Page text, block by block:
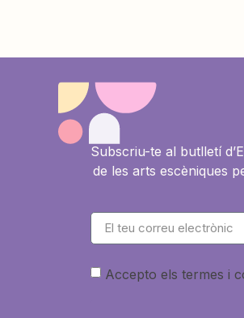
Subscriu-te al butlletí
de les arts escèniques
Accepto els termes i